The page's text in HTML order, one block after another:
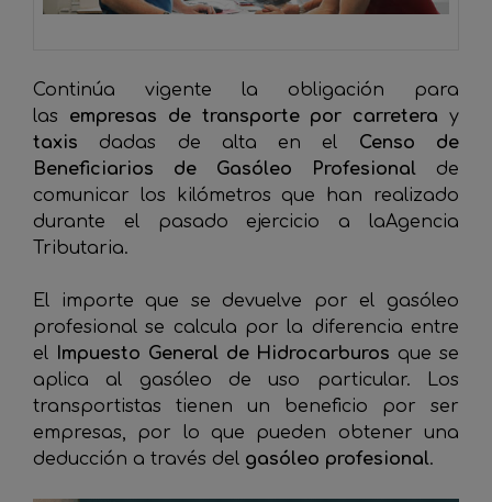
Continúa vigente la obligación para
las empresas de transporte por carreteray
taxis dadas de alta en el Censo de
Beneficiarios de Gasóleo Profesional de
comunicar los kilómetros que han realizado
durante el pasado ejercicio a laAgencia
Tributaria.
El importe que se devuelve por el gasóleo
profesional se calcula por la diferencia entre
el Impuesto General de Hidrocarburos que se
aplica al gasóleo de uso particular. Los
transportistas tienen un beneficio por ser
empresas, por lo que pueden obtener una
deducción a través del gasóleo profesional.